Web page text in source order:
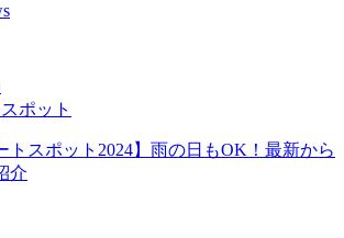
ポット
トスポット2024】雨の日もOK！最新から
介